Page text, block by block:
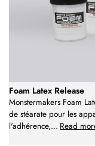
Foam Latex Release
Monstermakers Foam
de stéarate pour les
l'adhérence,... Read